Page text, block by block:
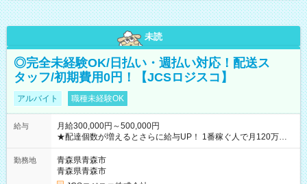
未読
◎完全未経験OK/日払い・週払い対応！配送ス
タッフ/初期費用0円！【JCSロジスコ】
アルバイト 職種未経験OK
給与
月給300,000円～500,000円
★配達個数が増えるとさらに給与UP！ 1番稼ぐ人で月120万ほ
ど！ ・主要都市エリア 月収55万円／週5日稼働 月収65万~112
万円／週6日稼働 ・地方郊外エリア 月収40万円／週5日稼働 月
収40万円~50万円／週6日稼働 ＜モデルイメージ＞ ■月収50万
円 (27歳男性/江東区在住)※元建築関係 1日150個配達×25日勤務
勤務地
青森県青森市
青森県青森市